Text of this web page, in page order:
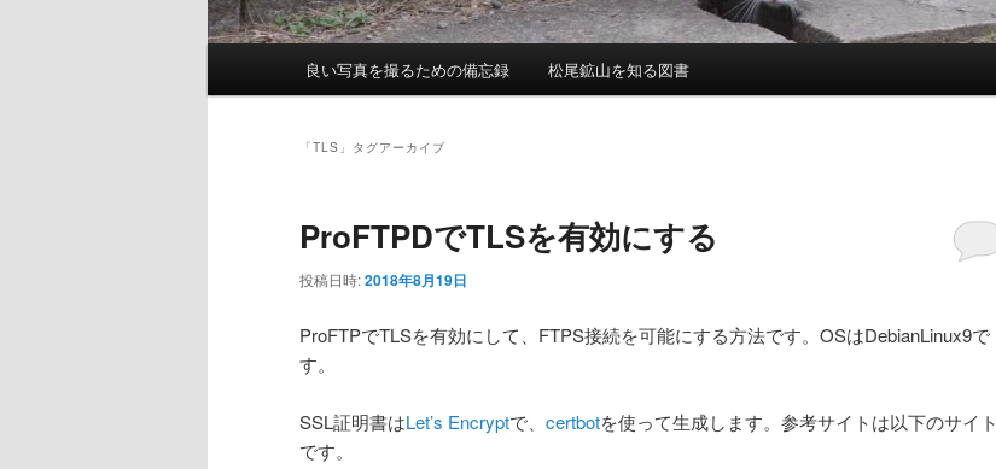
良い写真を撮るための備忘録 松尾鉱山を知る図書
「TLS 」タグアーカイブ
ProFTPDでTLSを有効にする
投稿日時:2018年8月19日
ProFTPでTLSを有効にして、FTPS接続を可能にする方法です。OSはDebianLinux9で
す。
SSL証明書はLet’s Encryptで、 certbotを使って生成します。参考サイトは以下のサイト
です。